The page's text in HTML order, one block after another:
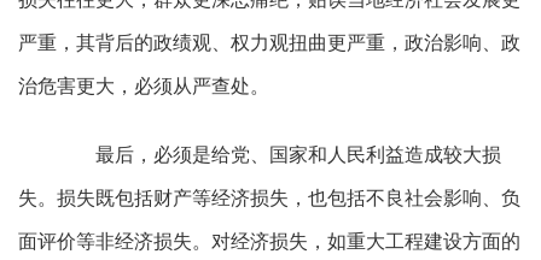
严重，其背后的政绩观、权力观扭曲更严重，政治影响、政
治危害更大，必须从严查处。
最后，必须是给党、国家和人民利益造成较大损
失。损失既包括财产等经济损失，也包括不良社会影响、负
面评价等非经济损失。对经济损失，如重大工程建设方面的